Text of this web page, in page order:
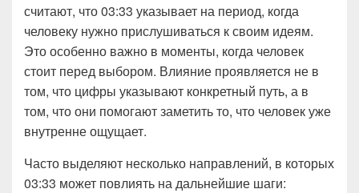
считают, что 03:33 указывает на период, когда
человеку нужно прислушиваться к своим идеям.
Это особенно важно в моменты, когда человек
стоит перед выбором. Влияние проявляется не в
том, что цифры указывают конкретный путь, а в
том, что они помогают заметить то, что человек уже
внутренне ощущает.
Часто выделяют несколько направлений, в которых
03:33 может повлиять на дальнейшие шаги: